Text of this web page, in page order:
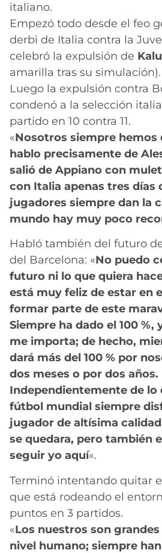
italiano.
Empezó todo desde el feo
derbi de Italia contra la
celebró la expulsión de
amarilla tras su simulación).
Luego la expulsión contra
condenó a la selección
partido en 10 contra 11.
«Nosotros siempre hemos
hablo precisamente de
salió de Appiano con
con Italia apenas tres días
jugadores siempre dan la
mundo hay muy poco
Habló también del futuro
del Barcelona: «No puedo
futuro ni lo que quiera
está muy feliz de estar en
formar parte de este
Siempre ha dado el 100 %,
me importa; de hecho,
dará más del 100 % por
dos meses o por dos años.
Independientemente de lo
fútbol mundial siempre
jugador de altísima
se quedara, pero también
seguir yo aquí«.
Terminó intentando quitar
que está rodeando el
puntos en 3 partidos.
«Los nuestros son
nivel humano; siempre